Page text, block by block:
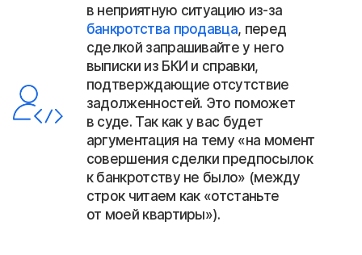
в неприятную ситуацию из-за
банкротства продавца, перед
сделкой запрашивайте у него
выписки из БКИ и справки,
подтверждающие отсутствие
задолженностей. Это поможет
в суде. Так как у вас будет
аргументация на тему «на момент
совершения сделки предпосылок
к банкротству не было» (между
строк читаем как «отстаньте
от моей квартиры»).